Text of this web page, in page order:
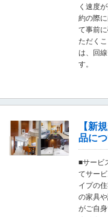
移
く速度
約の際
て事前
ただく
は、回
す。
【新
品につ
■サービ
てサー
イプの
の家具
がご自